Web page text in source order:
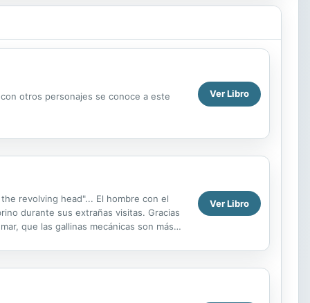
otros personajes se conoce a este Ver Libro
revolving head"... El hombre con el
durante sus extrañas visitas. Gracias
que las gallinas mecánicas son más
Ver Libro